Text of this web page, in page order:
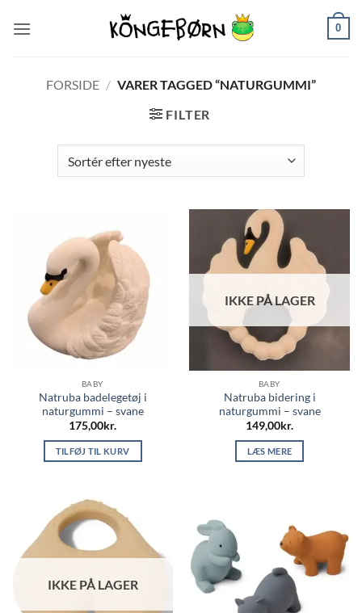
0
FORSIDE / VARER TAGGED “NATURGUMMI”
FILTER
BABY
Natruba badelegetøj i
naturgummi – svane
175,00kr.
TILFØJ TIL KURV
IKKE PÅ LAGER
BABY
Natruba bidering i
naturgummi – svane
149,00kr.
LÆS MERE
IKKE PÅ LAGER